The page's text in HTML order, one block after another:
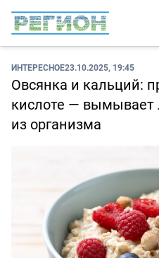
ИНТЕРЕСНОЕ23.10.2025, 19:45
Овсянка и кальций:
кислоте —
из организма